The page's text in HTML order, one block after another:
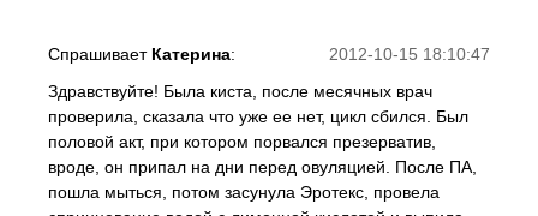
2012-10-15 18:10:47
Спрашивает Катерина:
Здравствуйте! Была киста, после месячных врач
проверила, сказала что уже ее нет, цикл сбился. Был
половой акт, при котором порвался презерватив,
вроде, он припал на дни перед овуляцией. После ПА,
пошла мыться, потом засунула Эротекс, провела